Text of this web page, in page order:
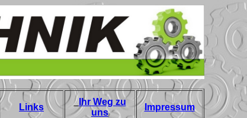
Links
Ihr Weg zu
uns
Impressum